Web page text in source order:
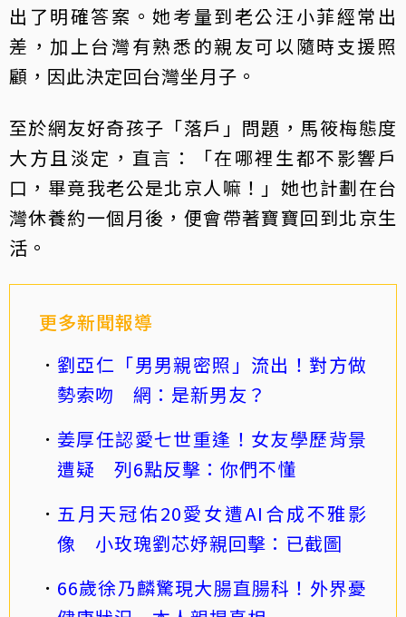
出了明確答案。她考量到老公汪小菲經常出
差，加上台灣有熟悉的親友可以隨時支援照
顧，因此決定回台灣坐月子。
至於網友好奇孩子「落戶」問題，馬筱梅態度
大方且淡定，直言：「在哪裡生都不影響戶
口，畢竟我老公是北京人嘛！」她也計劃在台
灣休養約一個月後，便會帶著寶寶回到北京生
活。
更多新聞報導
劉亞仁「男男親密照」流出！對方做
勢索吻 網：是新男友？
姜厚任認愛七世重逢！女友學歷背景
遭疑 列6點反擊：你們不懂
五月天冠佑20愛女遭AI合成不雅影
像 小玫瑰劉芯妤親回擊：已截圖
66歲徐乃麟驚現大腸直腸科！外界憂